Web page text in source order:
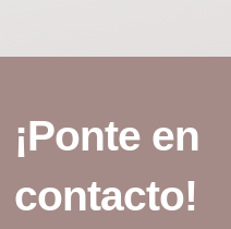
¡Ponte en
contacto!